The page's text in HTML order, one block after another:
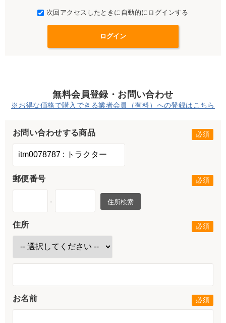
次回アクセスしたときに自動的にログインする
無料会員登録・お問い合わせ
※お得な価格で購入できる業者会員（有料）への登録はこちら
お問い合わせする商品
郵便番号
- 住所検索
住所
お名前